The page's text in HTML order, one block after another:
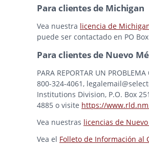
Para clientes de Michigan
Vea nuestra licencia de
puede ser contactado en PO
Para clientes de Nuevo
PARA REPORTAR UN
800-324-4061,
Institutions Division, P.O. Box
4885 o visite https://
Vea nuestras licencias de
Vea el Folleto de Información al